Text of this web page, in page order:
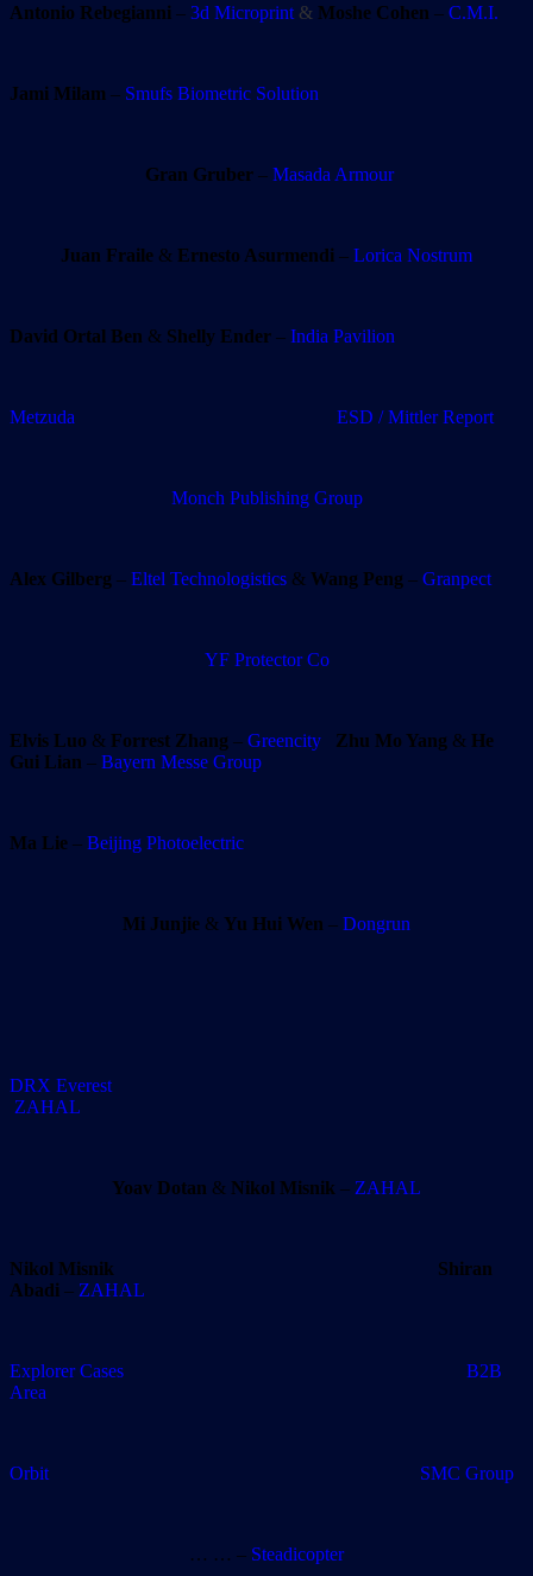
Antonio Rebegianni – 3d Microprint & Moshe Cohen – C.M.I.
Jami Milam – Smufs Biometric Solution
Gran Gruber– Masada Armour
Juan Fraile & Ernesto Asurmendi – Lorica Nostrum
David Ortal Ben & Shelly Ender – India Pavilion
Metzuda ESD / Mittler Report
Monch Publishing Group
Alex Gilberg – Eltel Technologistics & Wang Peng – Granpect
YF Protector Co
Elvis Luo & Forrest Zhang – Greencity Zhu Mo Yang & He
Gui Lian – Bayern Messe Group
Ma Lie – Beijing Photoelectric
Mi Junjie & Yu Hui Wen – Dongrun
DRX Everest
ZAHAL
Yoav Dotan & Nikol Misnik – ZAHAL
Nikol Misnik
Shiran
Abadi – ZAHAL
Explorer Cases
B2B
Area
Orbit SMC Group
… … – Steadicopter